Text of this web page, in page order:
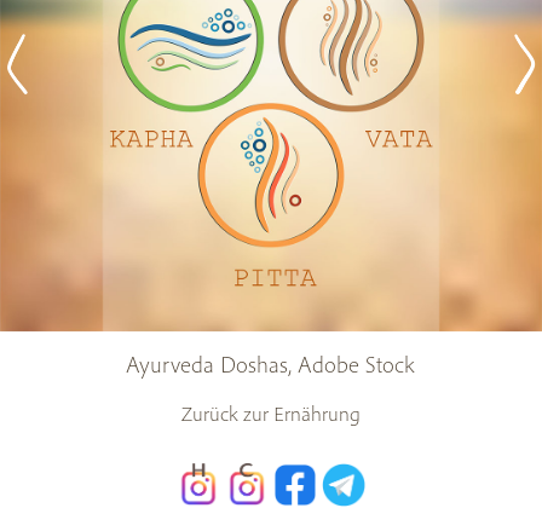
Ayurveda Doshas, Adobe Stock
Zurück zur Ernährung